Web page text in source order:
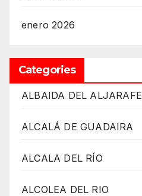
enero 2026
Categories
ALBAIDA DEL ALJARAFE
ALCALÁ DE GUADAIRA
ALCALA DEL RÍO
ALCOLEA DEL RIO